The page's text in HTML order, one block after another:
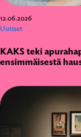
12.06.2026
Uutiset
KAKS teki
ensimmäisestä